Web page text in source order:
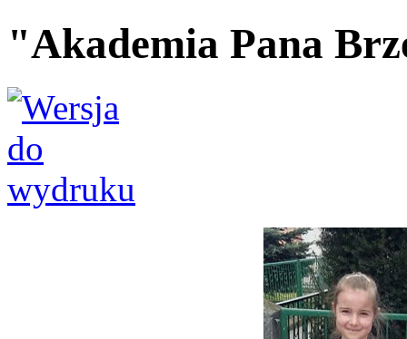
"Akademia Pana